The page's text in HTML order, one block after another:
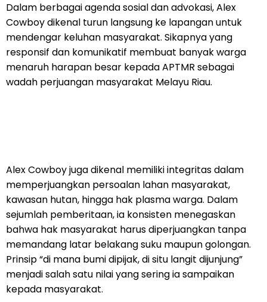
Dalam berbagai agenda sosial dan advokasi, Alex
Cowboy dikenal turun langsung ke lapangan untuk
mendengar keluhan masyarakat. Sikapnya yang
responsif dan komunikatif membuat banyak warga
menaruh harapan besar kepada APTMR sebagai
wadah perjuangan masyarakat Melayu Riau.
Alex Cowboy juga dikenal memiliki integritas dalam
memperjuangkan persoalan lahan masyarakat,
kawasan hutan, hingga hak plasma warga. Dalam
sejumlah pemberitaan, ia konsisten menegaskan
bahwa hak masyarakat harus diperjuangkan tanpa
memandang latar belakang suku maupun golongan.
Prinsip “di mana bumi dipijak, di situ langit dijunjung”
menjadi salah satu nilai yang sering ia sampaikan
kepada masyarakat.